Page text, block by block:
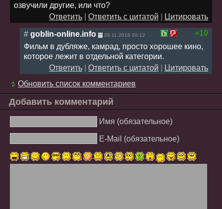
озвучили другие, или что?
Ответить
Ответить с цитатой
Цитировать
+10
# goblin-online.info 28.11.2018 20:12
Фильм в дубляже, камрад, просто хорошее кино,
которое лежит в отдельной категории.
Ответить
Ответить с цитатой
Цитировать
Обновить список комментариев
Добавить комментарий
Имя (обязательное)
E-Mail (обязательное)